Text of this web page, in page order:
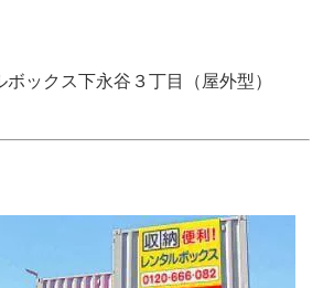
ックス下永谷３丁目（屋外型）